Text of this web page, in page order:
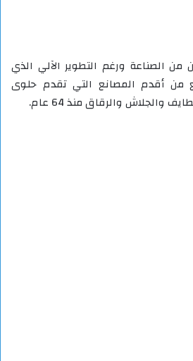
الصناعة ورغم التطوير الآلي الذي
من أقدم المصانع التي تقدم حلوى
والجلاش والرقاق منذ 64 عام.